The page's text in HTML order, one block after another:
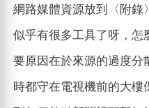
網路媒體資源放到〈附錄
似乎有很多工具了呀，怎
要原因在於來源的過度分
時都守在電視機前的大樓